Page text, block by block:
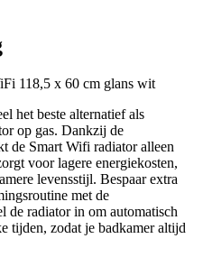
118,5 x 60 cm glans wit
het beste alternatief als
op gas. Dankzij de
de Smart Wifi radiator alleen
voor lagere energiekosten,
levensstijl. Bespaar extra
met de
de radiator in om automatisch
tijden, zodat je badkamer altijd